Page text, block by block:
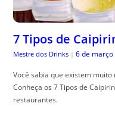
7 Tipos de
Mestre dos Drinks | 6 de
Você sabia que existem
Conheça os 7 Tipos de
restaurantes.